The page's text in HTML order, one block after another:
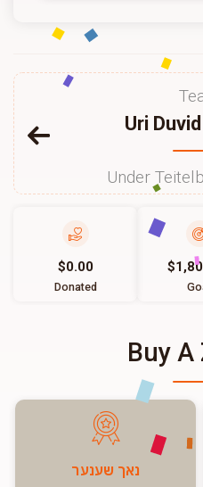
Uri
Under
$0.00
Donated
Buy A
נאך שענער